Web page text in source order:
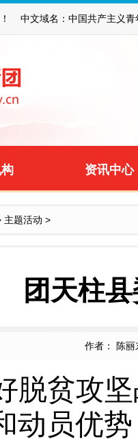
中文域名：中国共产主义青
资讯中心
主题活动 >
团天柱
作者： 陈
脱贫攻
动员优